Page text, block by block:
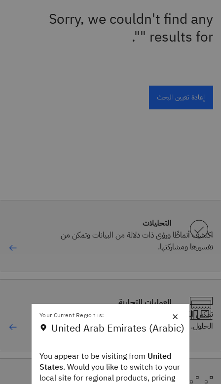
Sorry, we couldn't find any
results for "".
إعادة تعيين البحث
التحليلات
اكتشف أنماطًا ورؤى ذات دلالة من البيانات وتمكن من
تفسيرها ومشاركتها.
العمليات التجارية
تمكين الكفاءة وتحسينها في مؤسستك باستخدام هذه
الحلول.
السحابة
×
Your Current Region is:
United Arab Emirates (Arabic)
You appear to be visiting from United
States. Would you like to switch to your
local site for regional products, pricing